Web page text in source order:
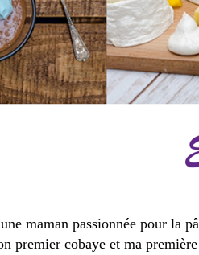
maman passionnée pour la
premier cobaye et ma